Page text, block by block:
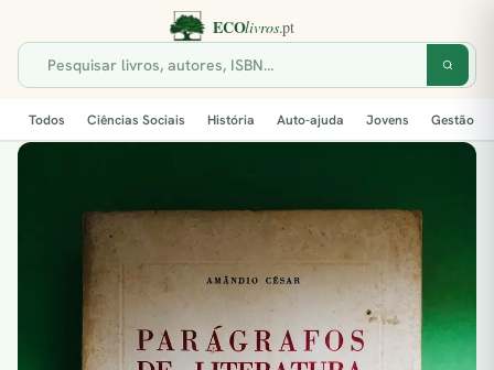
Todos Ciências Sociais História Auto-ajuda Jovens Gestão